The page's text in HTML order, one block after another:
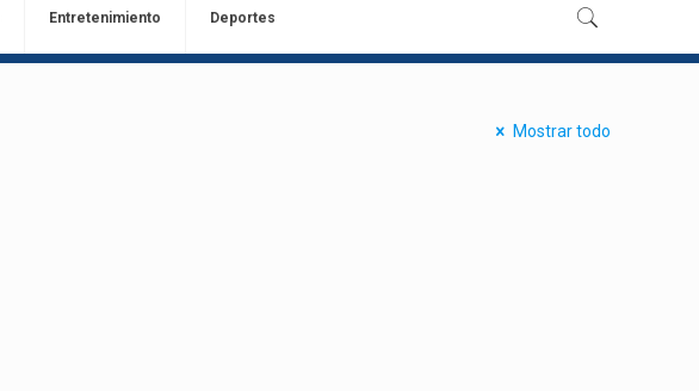
Entretenimiento Deportes
Mostrar todo